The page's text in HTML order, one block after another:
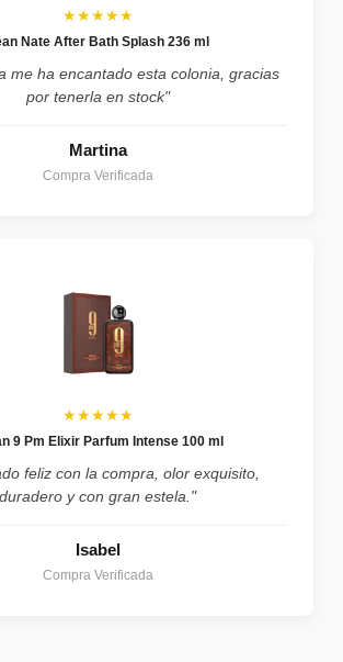
★★★★★
Nate After Bath Splash 236 ml
me ha encantado esta colonia, gracias
por tenerla en stock"
Martina
Compra Verificada
★★★★★
9 Pm Elixir Parfum Intense 100 ml
feliz con la compra, olor exquisito,
duradero y con gran estela."
Isabel
Compra Verificada